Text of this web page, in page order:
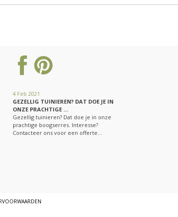
4 Feb 2021
GEZELLIG TUINIEREN? DAT DOE JE IN
ONZE PRACHTIGE …
Gezellig tuinieren? Dat doe je in onze
prachtige boogserres. Interesse?
Contacteer ons voor een offerte…